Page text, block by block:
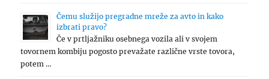
Čemu služijo pregradne mreže za avto in kako
izbrati pravo?
Če v prtljažniku osebnega vozila ali v svojem
tovornem kombiju pogosto prevažate različne vrste tovora,
potem …